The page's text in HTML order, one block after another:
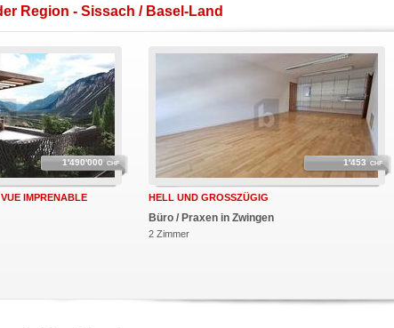
Region - Sissach / Basel-Land
1'490'000 CHF
IMPRENABLE
1'453 CHF
HELL UND GROSSZÜGIG
Büro / Praxen in Zwingen
2 Zimmer